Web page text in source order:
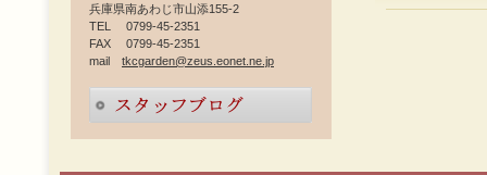
兵庫県南あわじ市山添155-2
TEL 0799-45-2351
FAX 0799-45-2351
mail tkcgarden@zeus.eonet.ne.jp